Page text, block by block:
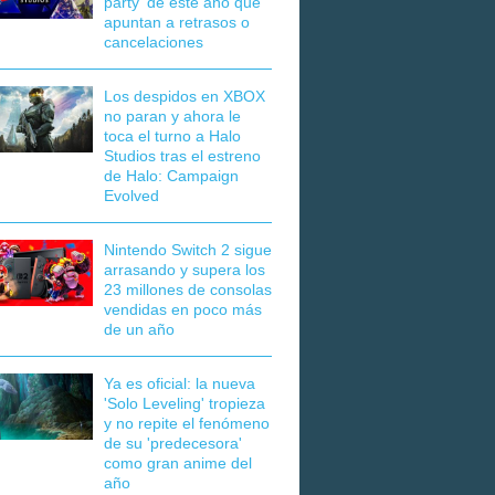
apuntan a retrasos o
cancelaciones
Los despidos en XBOX
no paran y ahora le
toca el turno a Halo
Studios tras el estreno
de Halo: Campaign
Evolved
Nintendo Switch 2 sigue
arrasando y supera los
23 millones de consolas
vendidas en poco más
de un año
Ya es oficial: la nueva
'Solo Leveling' tropieza
y no repite el fenómeno
de su 'predecesora'
como gran anime del
año